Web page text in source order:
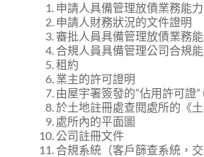
申請人具備管理放債業務能
申請人財務狀況的文件證明
審批人員具備管理放債業務
合規人員具備管理公司合規
租約
業主的許可證明
由屋宇署簽發的”佔用許可證”
於土地註冊處查閱處所的《土
處所內的平面圖
公司註冊文件
合規系統（客戶篩查系統，交